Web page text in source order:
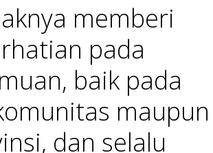
memberi
pada
baik pada
maupun
dan selalu